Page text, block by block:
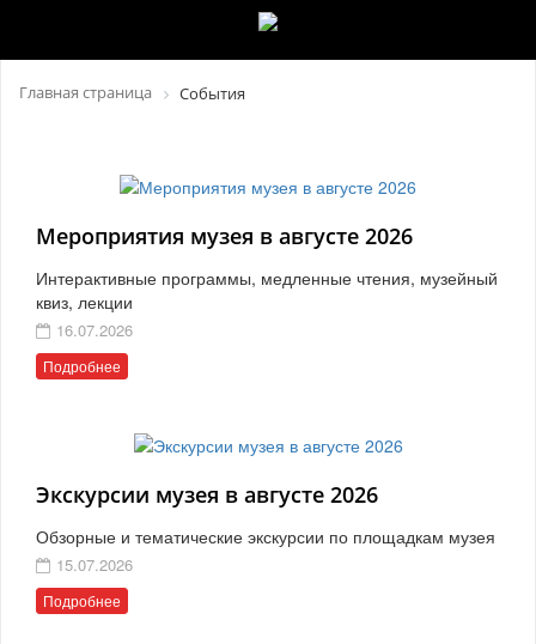
Главная страница События
Мероприятия музея в августе 2026
Интерактивные программы, медленные чтения, музейный
квиз, лекции
16.07.2026
Подробнее
Экскурсии музея в августе 2026
Обзорные и тематические экскурсии по площадкам музея
15.07.2026
Подробнее